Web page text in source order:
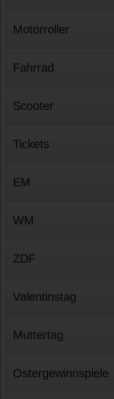
Motorroller
Fahrrad
Scooter
Tickets
EM
WM
ZDF
Valentinstag
Muttertag
Ostergewinnspiele